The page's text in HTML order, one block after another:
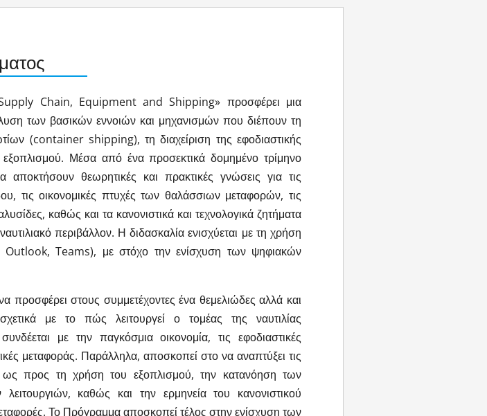
Chain, Equipment and Shipping» προσφέρει μια
των βασικών εννοιών και μηχανισμών που διέπουν τη
(container shipping), τη διαχείριση της εφοδιαστικής
Μέσα από ένα προσεκτικά δομημένο τρίμηνο
αποκτήσουν θεωρητικές και πρακτικές γνώσεις για τις
τις οικονομικές πτυχές των θαλάσσιων μεταφορών, τις
καθώς και τα κανονιστικά και τεχνολογικά ζητήματα
περιβάλλον. Η διδασκαλία ενισχύεται με τη χρήση
Teams), με στόχο την ενίσχυση των ψηφιακών
προσφέρει στους συμμετέχοντες ένα θεμελιώδες αλλά και
με το πώς λειτουργεί ο τομέας της ναυτιλίας
με την παγκόσμια οικονομία, τις εφοδιαστικές
μεταφοράς. Παράλληλα, αποσκοπεί στο να αναπτύξει τις
ως προς τη χρήση του εξοπλισμού, την κατανόηση των
λειτουργιών, καθώς και την ερμηνεία του κανονιστικού
Το Πρόγραμμα αποσκοπεί τέλος στην ενίσχυση των